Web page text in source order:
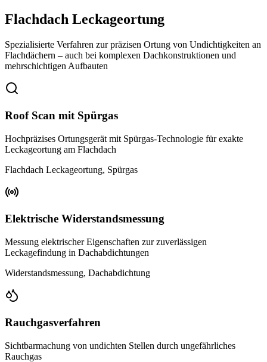
Flachdach Leckageortung
Spezialisierte Verfahren zur präzisen Ortung von Undichtigkeiten an
Flachdächern – auch bei komplexen Dachkonstruktionen und
mehrschichtigen Aufbauten
Roof Scan mit Spürgas
Hochpräzises Ortungsgerät mit Spürgas-Technologie für exakte
Leckageortung am Flachdach
Flachdach Leckageortung, Spürgas
Elektrische Widerstandsmessung
Messung elektrischer Eigenschaften zur zuverlässigen
Leckagefindung in Dachabdichtungen
Widerstandsmessung, Dachabdichtung
Rauchgasverfahren
Sichtbarmachung von undichten Stellen durch ungefährliches
Rauchgas